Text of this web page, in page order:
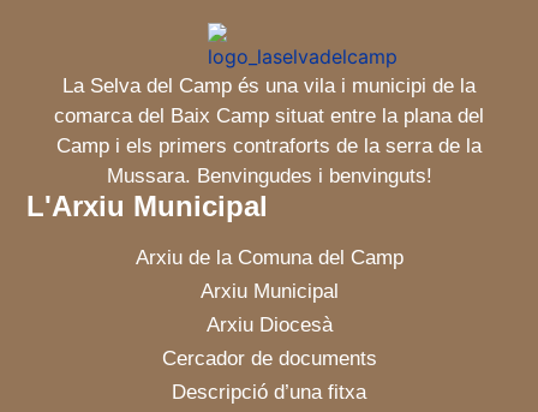
La Selva del Camp és una vila i municipi de la
comarca del Baix Camp situat entre la plana del
Camp i els primers contraforts de la serra de la
Mussara. Benvingudes i benvinguts!
L'Arxiu Municipal
Arxiu de la Comuna del Camp
Arxiu Municipal
Arxiu Diocesà
Cercador de documents
Descripció d’una fitxa